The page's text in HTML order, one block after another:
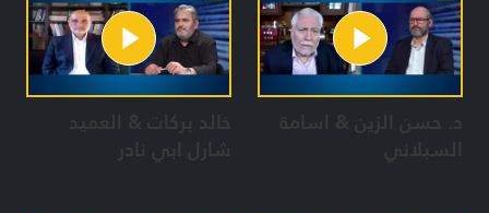
د. حسن الزين & اسامة
السبلاني
خالد بركات & العميد
شارل ابي نادر